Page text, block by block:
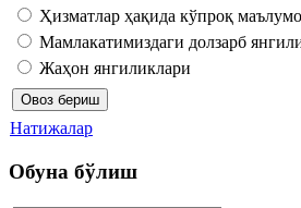
Ҳизматлар ҳақида кўпроқ
Мамлакатимиздаги долзарб
Жаҳон янгиликлари
Натижалар
Обуна бўлиш